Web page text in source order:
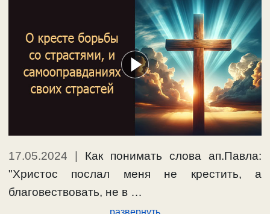
17.05.2024 | Как понимать слова ап.Павла:
"Христос послал меня не крестить, а
благовествовать, не в …
развернуть